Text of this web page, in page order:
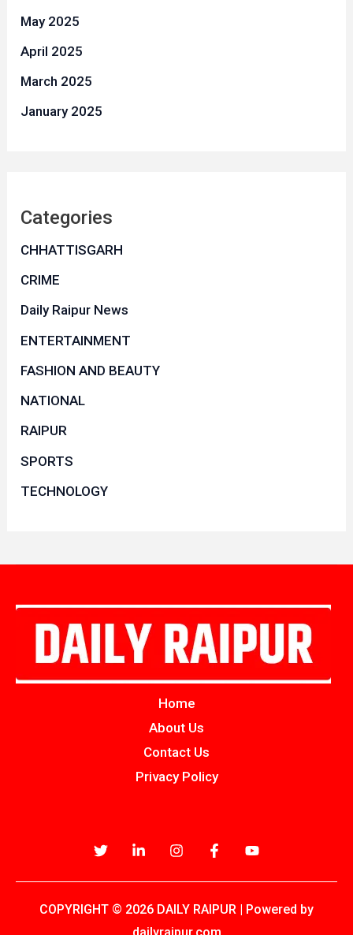
May 2025
April 2025
March 2025
January 2025
Categories
CHHATTISGARH
CRIME
Daily Raipur News
ENTERTAINMENT
FASHION AND BEAUTY
NATIONAL
RAIPUR
SPORTS
TECHNOLOGY
Home
About Us
Contact Us
Privacy Policy
COPYRIGHT © 2026 DAILY RAIPUR | Powered by